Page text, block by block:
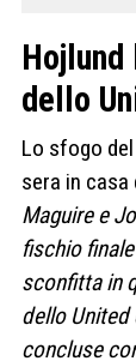
Hojlund
dello
Lo sfogo
sera in casa
Maguire e
fischio
sconfitta in
dello United
concluse